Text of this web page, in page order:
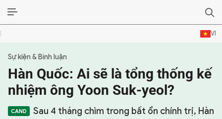
VI
SỰ KIỆN & BÌNH LUẬN
HẬU TRƯỜNG
KINH TẾ - VĂN HÓA - THỂ THAO
Sự kiện & Bình luận
Hàn Quốc: Ai sẽ là tổng thống kế
nhiệm ông Yoon Suk-yeol?
Sau 4 tháng chìm trong bất ổn chính trị, Hàn